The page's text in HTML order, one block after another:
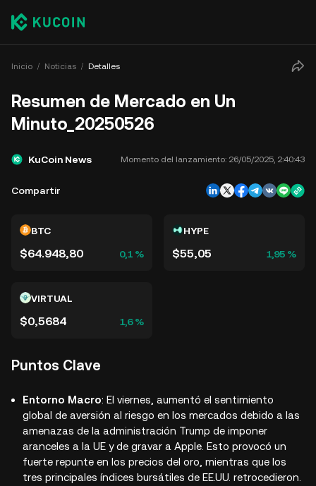
Inicio Noticias Detalles
Resumen de Mercado en Un
Minuto_20250526
KuCoin News Momento del lanzamiento: 26/05/2025, 2:40:43
Compartir
BTC
$64.948,80 0,1 %
HYPE
$55,05 1,95 %
VIRTUAL
$0,5684 1,6 %
Puntos Clave
Entorno Macro: El viernes, aumentó el sentimiento
global de aversión al riesgo en los mercados debido a las
amenazas de la administración Trump de imponer
aranceles a la UE y de gravar a Apple. Esto provocó un
fuerte repunte en los precios del oro, mientras que los
tres principales índices bursátiles de EE.UU. retrocedieron.